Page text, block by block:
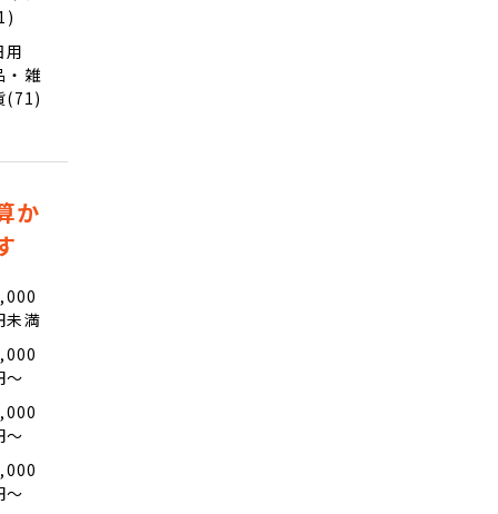
用
・雑
(71)
か
未満
〜
〜
〜